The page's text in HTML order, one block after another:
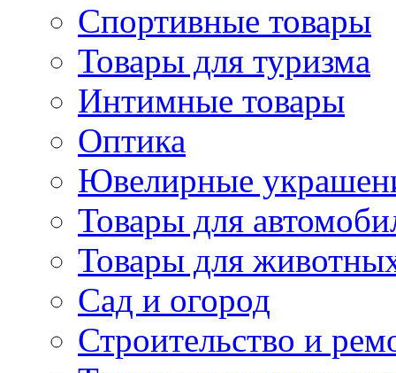
Спортивные товары
Товары для туризма
Интимные товары
Оптика
Ювелирные
Товары для
Товары для
Сад и огород
Строительство и